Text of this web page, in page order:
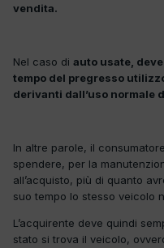
vendita.
Nel caso di auto usate,
tempo del pregresso
derivanti dall’uso normale
In altre parole, il
spendere, per la
all’acquisto, più di quanto
suo tempo lo stesso veicolo
L’acquirente deve quindi
stato si trova il veicolo,